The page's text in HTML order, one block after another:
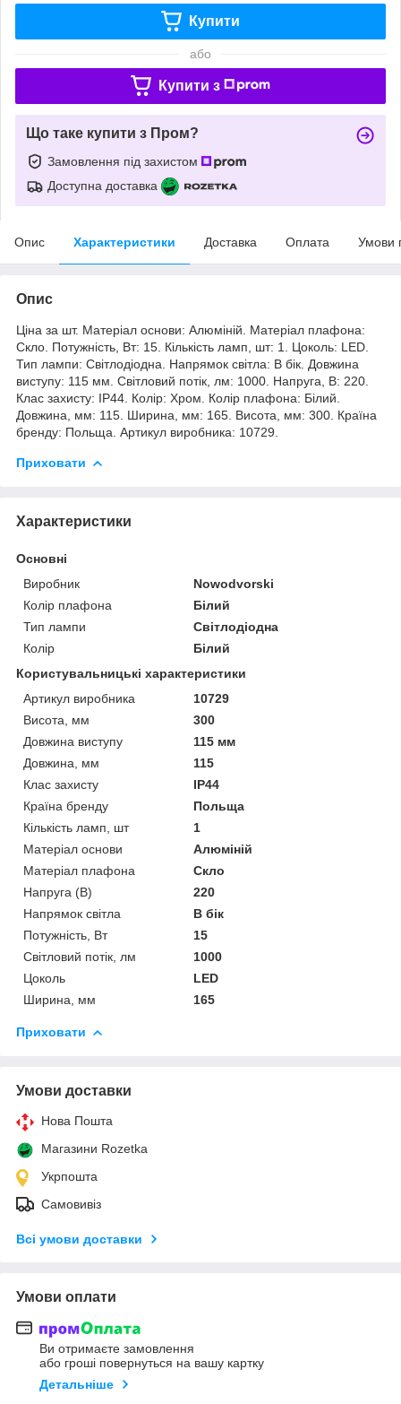
Купити
або
Купити з
Що таке купити з Пром?
Замовлення під захистом
Доступна доставка
Опис Характеристики Доставка Оплата Умови
Опис
Ціна за шт. Матеріал основи: Алюміній. Матеріал плафона:
Скло. Потужність, Вт: 15. Кількість ламп, шт: 1. Цоколь: LED.
Тип лампи: Світлодіодна. Напрямок світла: В бік. Довжина
виступу: 115 мм. Світловий потік, лм: 1000. Напруга, В: 220.
Клас захисту: IP44. Колір: Хром. Колір плафона: Білий.
Довжина, мм: 115. Ширина, мм: 165. Висота, мм: 300. Країна
бренду: Польща. Артикул виробника: 10729.
Приховати
Характеристики
Основні
Виробник
Nowodvorski
Колір плафона
Білий
Тип лампи
Світлодіодна
Колір
Білий
Користувальницькі характеристики
Артикул виробника
10729
Висота, мм
300
Довжина виступу
115 мм
Довжина, мм
115
Клас захисту
IP44
Країна бренду
Польща
Кількість ламп, шт
1
Матеріал основи
Алюміній
Матеріал плафона
Скло
Напруга (В)
220
Напрямок світла
В бік
Потужність, Вт
15
Світловий потік, лм
1000
Цоколь
LED
Ширина, мм
165
Приховати
Умови доставки
Нова Пошта
Магазини Rozetka
Укрпошта
Самовивіз
Всі умови доставки
Умови оплати
Ви отримаєте замовлення
або гроші повернуться на вашу картку
Детальніше